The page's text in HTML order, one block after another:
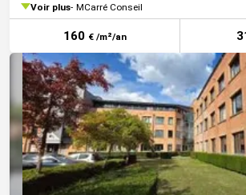
Voir plus MCarré Conseil
160 € /m²/an